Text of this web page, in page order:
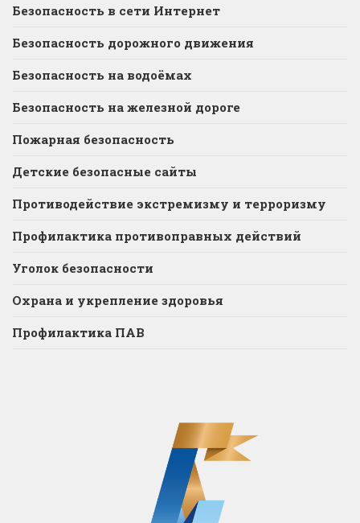
Безопасность в сети Интернет
Безопасность дорожного движения
Безопасность на водоёмах
Безопасность на железной дороге
Пожарная безопасность
Детские безопасные сайты
Противодействие экстремизму и терроризму
Профилактика противоправных действий
Уголок безопасности
Охрана и укрепление здоровья
Профилактика ПАВ